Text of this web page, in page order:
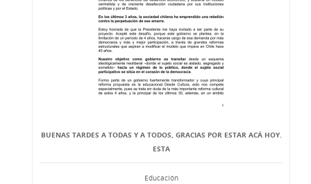
BUENAS TARDES A TODAS Y A TODOS, GRACIAS POR ESTAR ACÁ HOY.
ESTA
Educación